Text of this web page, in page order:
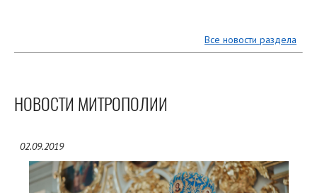
Все новости раздела
НОВОСТИ МИТРОПОЛИИ
02.09.2019